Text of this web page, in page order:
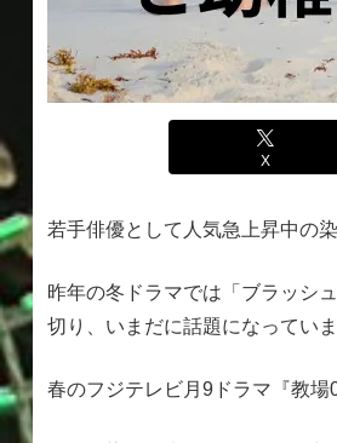
X
若手俳優として人気急上昇中の
昨年の冬ドラマでは「ブラッシ
切り、いまだに話題になっていま
春のフジテレビ月9ドラマ『教